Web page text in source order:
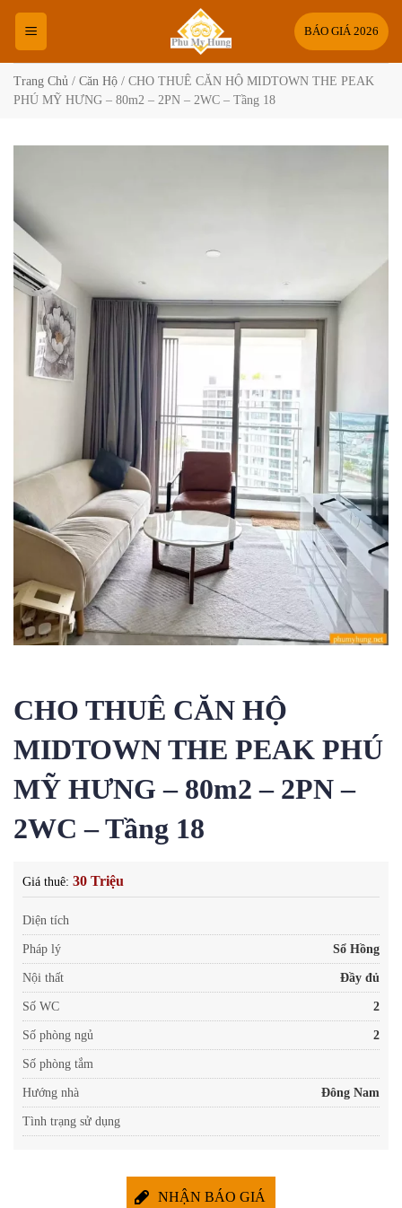
Bỏ
nội
dung
BÁO GIÁ 2026
Trang Chủ / Căn Hộ / CHO THUÊ CĂN HỘ MIDTOWN THE PEAK
PHÚ MỸ HƯNG – 80m2 – 2PN – 2WC – Tầng 18
CHO THUÊ CĂN HỘ
MIDTOWN THE PEAK PHÚ
MỸ HƯNG – 80m2 – 2PN –
2WC – Tầng 18
Giá thuê: 30 Triệu
Diện tích
Pháp lý Sổ Hồng
Nội thất Đầy đủ
Số WC 2
Số phòng ngủ 2
Số phòng tắm
Hướng nhà Đông Nam
Tình trạng sử dụng
NHẬN BÁO GIÁ